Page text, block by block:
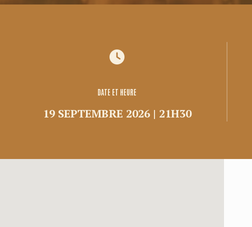
DATE ET HEURE
19 SEPTEMBRE 2026 | 21H30